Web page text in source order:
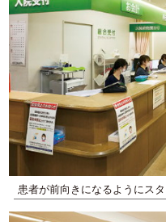
患者が前向きになるようにス